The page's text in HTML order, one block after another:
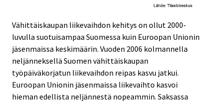
Vähittäiskaupan liikevaihdon kehitys on ollut 2000-
luvulla suotuisampaa Suomessa kuin Euroopan Unionin
jäsenmaissa keskimäärin. Vuoden 2006 kolmannella
neljänneksellä Suomen vähittäiskaupan
työpäiväkorjatun liikevaihdon reipas kasvu jatkui.
Euroopan Unionin jäsenmaissa liikevaihto kasvoi
hieman edellista neljännestä nopeammin. Saksassa